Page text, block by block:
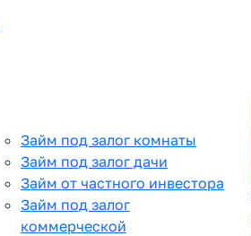
Займ под залог комнаты
Займ под залог дачи
Займ от частного инвестора
Займ под залог
коммерческой